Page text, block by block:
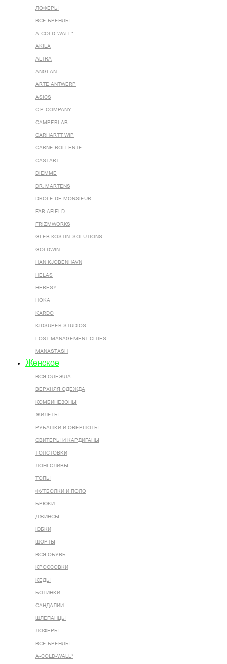
ЛОФЕРЫ
ВСЕ БРЕНДЫ
A-COLD-WALL*
AKILA
ALTRA
ANGLAN
ARTE ANTWERP
ASICS
C.P. COMPANY
CAMPERLAB
CARHARTT WIP
CARNE BOLLENTE
CASTART
DIEMME
DR. MARTENS
DROLE DE MONSIEUR
FAR AFIELD
FRIZMWORKS
GLEB KOSTIN .SOLUTIONS
GOLDWIN
HAN KJOBENHAVN
HELAS
HERESY
HOKA
KARDO
KIDSUPER STUDIOS
LOST MANAGEMENT CITIES
MANASTASH
Женское
ВСЯ ОДЕЖДА
ВЕРХНЯЯ ОДЕЖДА
КОМБИНЕЗОНЫ
ЖИЛЕТЫ
РУБАШКИ И ОВЕРШОТЫ
СВИТЕРЫ И КАРДИГАНЫ
ТОЛСТОВКИ
ЛОНГСЛИВЫ
ТОПЫ
ФУТБОЛКИ И ПОЛО
БРЮКИ
ДЖИНСЫ
ЮБКИ
ШОРТЫ
ВСЯ ОБУВЬ
КРОССОВКИ
КЕДЫ
БОТИНКИ
САНДАЛИИ
ШЛЕПАНЦЫ
ЛОФЕРЫ
ВСЕ БРЕНДЫ
A-COLD-WALL*